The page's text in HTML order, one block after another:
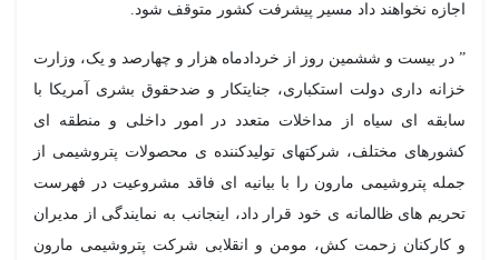
اجازه نخواهند داد مسیر پیشرفت کشور متوقف شود.
” در بیست و ششمین روز از خردادماه هزار و‌ چهارصد و یک، وزارت
خزانه داری دولت استکباری، جنایتکار و ضدحقوق بشری آمریکا با
سابقه ای سیاه از مداخلات متعدد در امور داخلی و منطقه ای
کشورهای مختلف، شرکتهای تولیدکننده ی محصولات پتروشیمی از
جمله پتروشیمی مارون را با بیانیه ای فاقد مشروعیت در فهرست
تحریم های ظالمانه ی خود قرار داد، اینجانب به نمایندگی از مدیران
و کارکنان زحمت کش، مومن و انقلابی شرکت پتروشیمی مارون